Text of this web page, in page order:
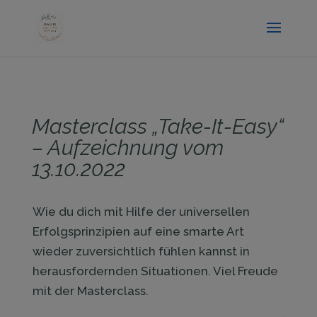
.entry-title { display:none; }
Masterclass „Take-It-Easy“
– Aufzeichnung vom
13.10.2022
​Wie du dich mit Hilfe der universellen
Erfolgsprinzipien auf eine smarte Art
wieder zuversichtlich fühlen kannst in ​
herausfordernden Situationen. Viel Freude
mit der Masterclass.